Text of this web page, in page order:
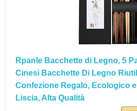
Rpanle Bacchette di Legno, 5
Cinesi Bacchette Di Legno
Confezione Regalo, Ecologico
Liscia, Alta Qualità